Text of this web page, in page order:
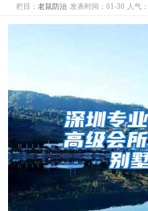
栏目： 老鼠防治 发表时间：01-30 人气：